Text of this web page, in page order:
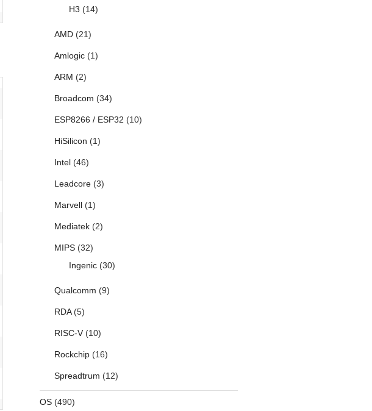
H3 (14)
AMD(21)
Amlogic(1)
ARM (2)
Broadcom (34)
ESP8266 / ESP32 (10)
HiSilicon (1)
Intel(46)
Leadcore(3)
Marvell(1)
Mediatek(2)
MIPS(32)
Ingenic(30)
Qualcomm (9)
RDA(5)
RISC-V(10)
Rockchip(16)
Spreadtrum (12)
OS(490)